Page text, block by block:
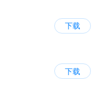
下载
下载